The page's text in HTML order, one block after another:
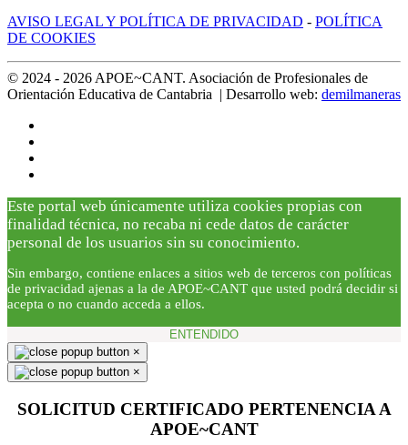
AVISO LEGAL Y POLÍTICA DE PRIVACIDAD - POLÍTICA
DE COOKIES
© 2024 - 2026 APOE~CANT. Asociación de Profesionales de
Orientación Educativa de Cantabria | Desarrollo web: demilmaneras
Este portal web únicamente utiliza cookies propias con
finalidad técnica, no recaba ni cede datos de carácter
personal de los usuarios sin su conocimiento.
Sin embargo, contiene enlaces a sitios web de terceros con políticas
de privacidad ajenas a la de APOE~CANT que usted podrá decidir si
acepta o no cuando acceda a ellos.
ENTENDIDO
×
×
SOLICITUD CERTIFICADO PERTENENCIA A
APOE~CANT